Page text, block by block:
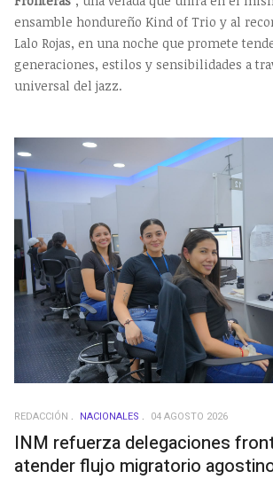
ensamble hondureño Kind of Trio y al
Lalo Rojas, en una noche que promete
generaciones, estilos y sensibilidades a
universal del jazz.
REDACCIÓN NACIONALES 04 AGOSTO 2026
INM refuerza delegaciones
atender flujo migratorio